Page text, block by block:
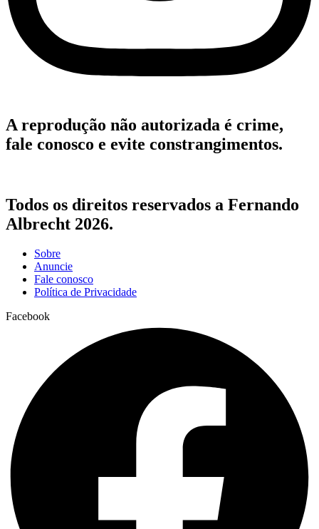
A reprodução não autorizada é crime,
fale conosco e evite constrangimentos.
Todos os direitos reservados a Fernando
Albrecht 2026.
Sobre
Anuncie
Fale conosco
Política de Privacidade
Facebook